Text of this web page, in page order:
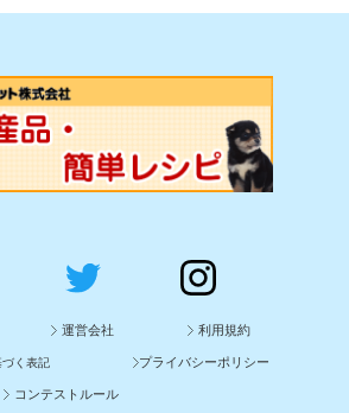
運営会社 利用規約
く表記 プライバシーポリシー
コンテストルール